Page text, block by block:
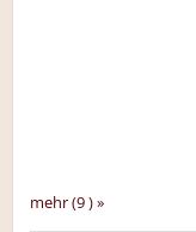
mehr (9 ) »